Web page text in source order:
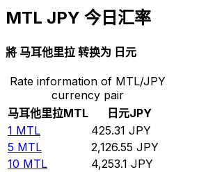
MTL JPY 今日汇率
將 马耳他里拉 转换为 日元
Rate information of MTL/JPY
currency pair
马耳他里拉MTL 日元JPY
1 MTL 425.31 JPY
5 MTL 2,126.55 JPY
10 MTL 4,253.1 JPY